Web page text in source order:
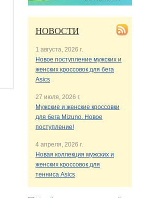
НОВОСТИ
1 августа, 2026 г.
Новое поступление мужских и
женских кроссовок для бега
Asics
27 июля, 2026 г.
Мужские и женские кроссовки
для бега Mizuno. Новое
поступление!
4 апреля, 2026 г.
Новая коллекция мужских и
женских кроссовок для
тенниса Asics